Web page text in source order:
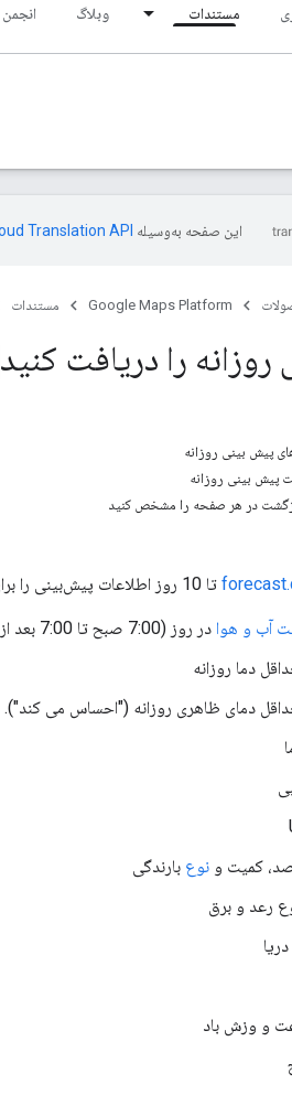
مستندات وبلاگ انجمن
این صفحه به‌وسیله
Google Maps Platform مستندات
روزانه را دریافت کنید
پیش بینی روزانه
پیش بینی روزانه
در هر صفحه را مشخص کنید
تا 10 روز اطلاعات پیش‌بینی را برای یک مکان خاص، از روز جاری، برمی‌گرداند. API موارد زیر را برمی گرداند:
آب و هوا در روز (7:00 صبح تا 7:00 بعد از ظهر) و شب (7:00 عصر تا 7:00 صبح) با
دما روزانه
دمای ظاهری روزانه ("احساس می کند").
کمیت و نوع بارندگی
رعد و برق
و وزش باد